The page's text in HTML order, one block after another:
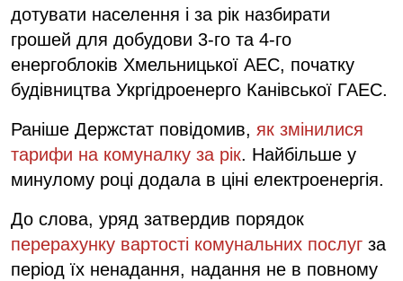
дотувати населення і за рік назбирати
грошей для добудови 3-го та 4-го
енергоблоків Хмельницької АЕС, початку
будівництва Укргідроенерго Канівської ГАЕС.
Раніше Держстат повідомив, як змінилися
тарифи на комуналку за рік. Найбільше у
минулому році додала в ціні електроенергія.
До слова, уряд затвердив порядок
перерахунку вартості комунальних послуг за
період їх ненадання, надання не в повному